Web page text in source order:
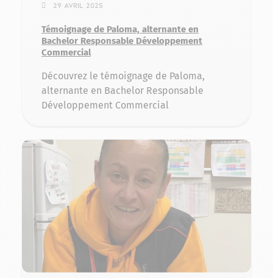
29 avril 2025
Témoignage de Paloma, alternante en
Bachelor Responsable Développement
Commercial
Découvrez le témoignage de Paloma,
alternante en Bachelor Responsable
Développement Commercial